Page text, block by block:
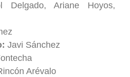
Delgado, Ariane Hoyos,
Javi Sánchez
Arévalo